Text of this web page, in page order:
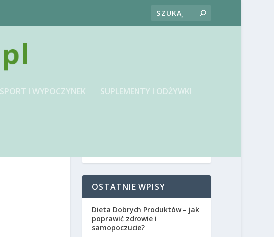
SPORT I WYPOCZYNEK SUPLEMENTY I ODŻYWKI
OSTATNIE WPISY
Dieta Dobrych Produktów – jak
poprawić zdrowie i
samopoczucie?